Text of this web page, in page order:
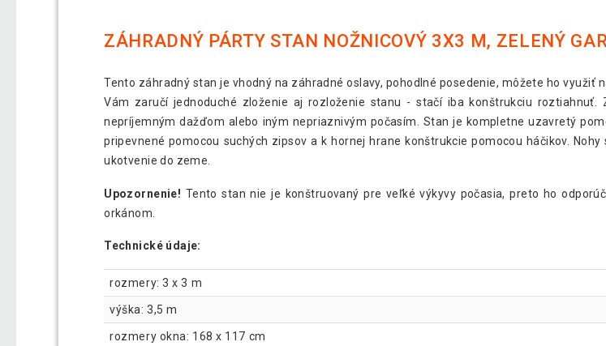
ZÁHRADNÝ PÁRTY STAN NOŽNICOVÝ 3X3 M, ZELENÝ
Tento záhradný stan je vhodný na záhradné oslavy, pohodlné posedenie, môžete ho využiť
Vám zaručí jednoduché zloženie aj rozloženie stanu - stačí iba konštrukciu roztiahnuť.
nepríjemným dažďom alebo iným nepriaznivým počasím. Stan je kompletne uzavretý
pripevnené pomocou suchých zipsov a k hornej hrane konštrukcie pomocou háčikov.
ukotvenie do zeme.
Upozornenie! Tento stan nie je konštruovaný pre veľké výkyvy počasia, preto ho
orkánom.
Technické údaje:
rozmery: 3 x 3 m
výška: 3,5 m
rozmery okna: 168 x 117 cm